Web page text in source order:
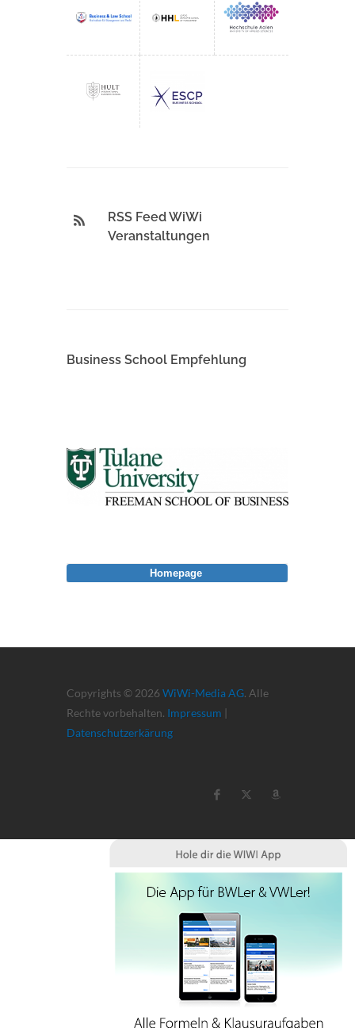
RSS Feed WiWi
Veranstaltungen
Business School Empfehlung
Copyrights © 2026 WiWi-Media AG. Alle
Rechte vorbehalten. Impressum |
Datenschutzerkärung
Homepage